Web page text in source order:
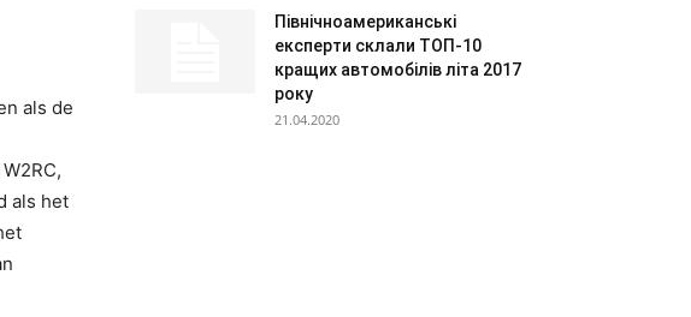
als de
als het
Північноамериканські
експерти склали ТОП-10
кращих автомобілів літа 2017
року
21.04.2020